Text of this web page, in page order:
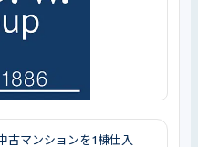
古マンションを1棟仕入